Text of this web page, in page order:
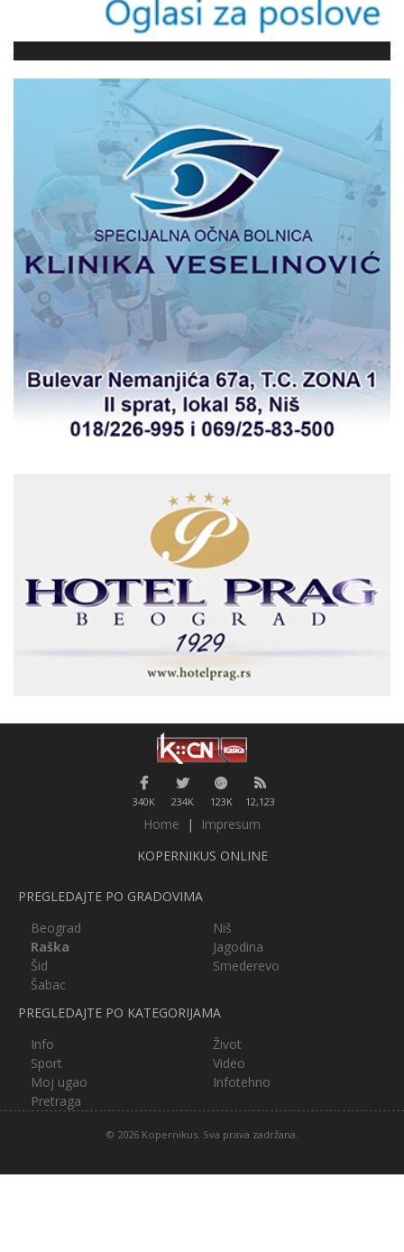
340K 234K 123K 12,123
Home |
Impresum
KOPERNIKUS ONLINE
PREGLEDAJTE PO GRADOVIMA
Beograd
Niš
Raška
Jagodina
Šid
Smederevo
Šabac
PREGLEDAJTE PO KATEGORIJAMA
Info
Život
Sport
Video
Moj ugao
Infotehno
Pretraga
© 2026 Kopernikus. Sva prava zadržana.